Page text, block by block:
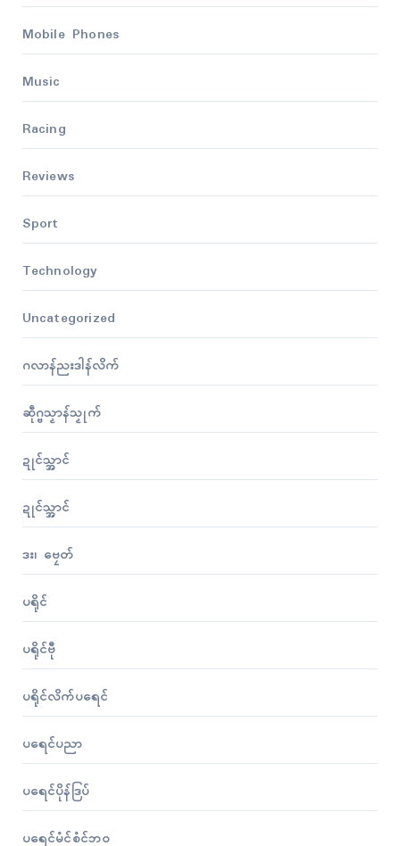
Mobile Phones
Music
Racing
Reviews
Sport
Technology
Uncategorized
ဂလာန်ညးဒါန်လိက်
ဆဵုဂ္ဗသၟာန်သၟုက်
ဍုၚ်သ္အာၚ်
ဍုၚ်သ္အာၚ်
ဒး၊ ဗၠေတ်
ပရိုၚ်
ပရိုၚ်ဗီု
ပရိုၚ်လိက်ပရေၚ်
ပရေၚ်ပညာ
ပရေၚ်ပိုန်ဒြပ်
ပရေၚ်မံၚ်စံၚ်ဘဝ